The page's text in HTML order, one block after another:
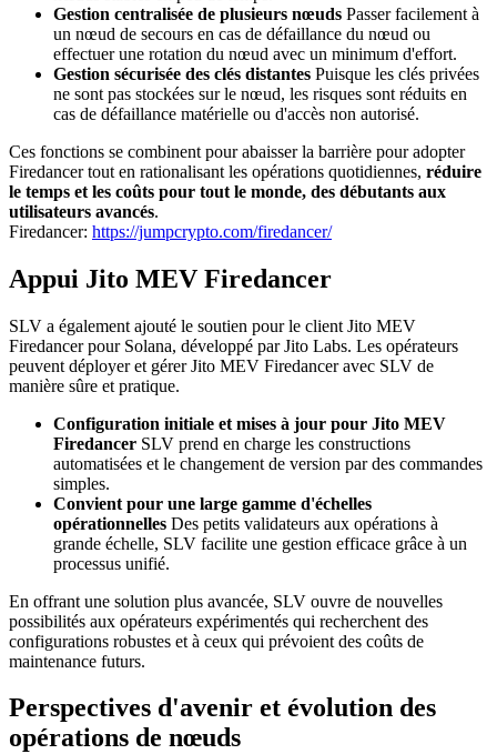
Gestion centralisée de plusieurs nœuds Passer facilement à
un nœud de secours en cas de défaillance du nœud ou
effectuer une rotation du nœud avec un minimum d'effort.
Gestion sécurisée des clés distantes Puisque les clés privées
ne sont pas stockées sur le nœud, les risques sont réduits en
cas de défaillance matérielle ou d'accès non autorisé.
Ces fonctions se combinent pour abaisser la barrière pour adopter
Firedancer tout en rationalisant les opérations quotidiennes, réduire
le temps et les coûts pour tout le monde, des débutants aux
utilisateurs avancés.
Firedancer: https://jumpcrypto.com/firedancer/
Appui Jito MEV Firedancer
SLV a également ajouté le soutien pour le client Jito MEV
Firedancer pour Solana, développé par Jito Labs. Les opérateurs
peuvent déployer et gérer Jito MEV Firedancer avec SLV de
manière sûre et pratique.
Configuration initiale et mises à jour pour Jito MEV
Firedancer SLV prend en charge les constructions
automatisées et le changement de version par des commandes
simples.
Convient pour une large gamme d'échelles
opérationnelles Des petits validateurs aux opérations à
grande échelle, SLV facilite une gestion efficace grâce à un
processus unifié.
En offrant une solution plus avancée, SLV ouvre de nouvelles
possibilités aux opérateurs expérimentés qui recherchent des
configurations robustes et à ceux qui prévoient des coûts de
maintenance futurs.
Perspectives d'avenir et évolution des
opérations de nœuds